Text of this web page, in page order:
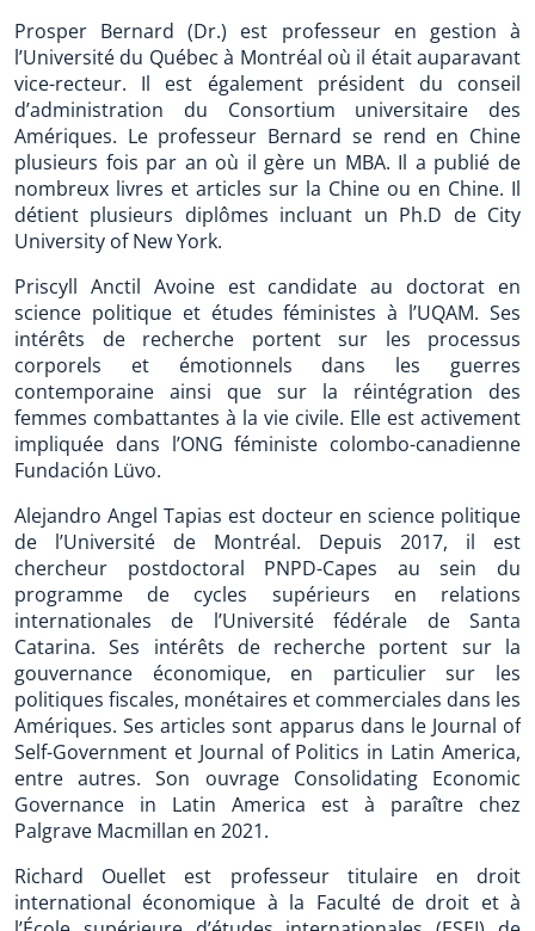
Prosper Bernard (Dr.) est professeur en gestion à
l’Université du Québec à Montréal où il était auparavant
vice-recteur. Il est également président du conseil
d’administration du Consortium universitaire des
Amériques. Le professeur Bernard se rend en Chine
plusieurs fois par an où il gère un MBA. Il a publié de
nombreux livres et articles sur la Chine ou en Chine. Il
détient plusieurs diplômes incluant un Ph.D de City
University of New York.
Priscyll Anctil Avoine est candidate au doctorat en
science politique et études féministes à l’UQAM. Ses
intérêts de recherche portent sur les processus
corporels et émotionnels dans les guerres
contemporaine ainsi que sur la réintégration des
femmes combattantes à la vie civile. Elle est activement
impliquée dans l’ONG féministe colombo-canadienne
Fundación Lüvo.
Alejandro Angel Tapias est docteur en science politique
de l’Université de Montréal. Depuis 2017, il est
chercheur postdoctoral PNPD-Capes au sein du
programme de cycles supérieurs en relations
internationales de l’Université fédérale de Santa
Catarina. Ses intérêts de recherche portent sur la
gouvernance économique, en particulier sur les
politiques fiscales, monétaires et commerciales dans les
Amériques. Ses articles sont apparus dans le Journal of
Self-Government et Journal of Politics in Latin America,
entre autres. Son ouvrage Consolidating Economic
Governance in Latin America est à paraître chez
Palgrave Macmillan en 2021.
Richard Ouellet est professeur titulaire en droit
international économique à la Faculté de droit et à